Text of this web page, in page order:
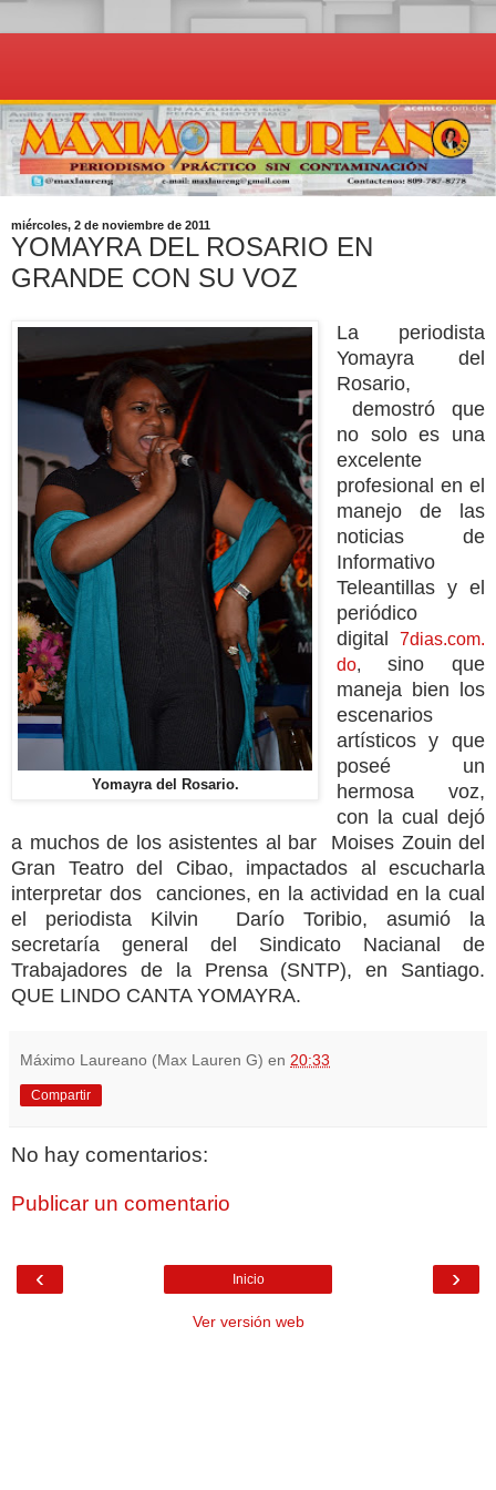
miércoles, 2 de noviembre de 2011
YOMAYRA DEL ROSARIO EN
GRANDE CON SU VOZ
Yomayra del Rosario.
La periodista
Yomayra del
Rosario,
demostró que
no solo es una
excelente
profesional en el
manejo de las
noticias de
Informativo
Teleantillas y el
periódico
digital 7dias.com.
do, sino que
maneja bien los
escenarios
artísticos y que
poseé un
hermosa voz,
con la cual dejó
a muchos de los asistentes al bar Moises Zouin del
Gran Teatro del Cibao, impactados al escucharla
interpretar dos canciones, en la actividad en la cual
el periodista Kilvin Darío Toribio, asumió la
secretaría general del Sindicato Nacianal de
Trabajadores de la Prensa (SNTP), en Santiago.
QUE LINDO CANTA YOMAYRA.
Máximo Laureano (Max Lauren G) en 20:33
Compartir
No hay comentarios:
Publicar un comentario
‹ ›
Inicio
Ver versión web